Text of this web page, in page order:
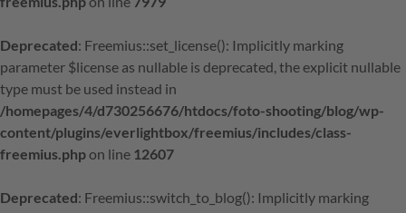
Deprecated: Freemius::set_license(): Implicitly marking
parameter $license as nullable is deprecated, the explicit nullable
type must be used instead in
/homepages/4/d730256676/htdocs/foto-shooting/blog/wp-
content/plugins/everlightbox/freemius/includes/class-
freemius.phpon line 12607
Deprecated: Freemius::switch_to_blog(): Implicitly marking